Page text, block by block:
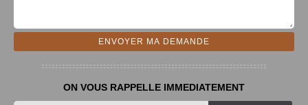
ON VOUS RAPPELLE IMMEDIATEMENT